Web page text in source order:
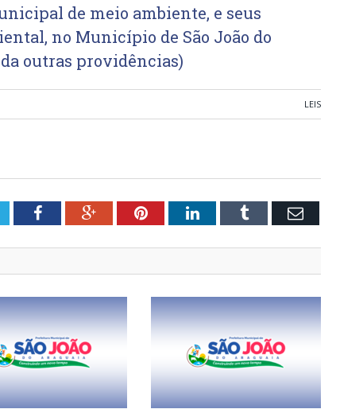
de meio ambiente, e seus
no Município de São João do
outras providências)
LEIS
FacebookGoogle+PinterestLinkedInTumblr Email